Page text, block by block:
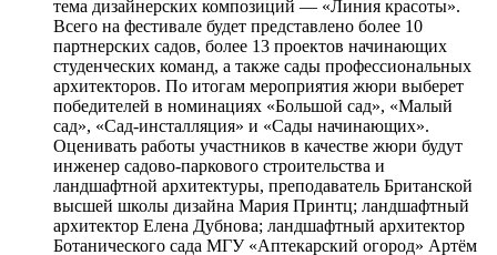
тема дизайнерских композиций — «Линия красоты».
Всего на фестивале будет представлено более 10
партнерских садов, более 13 проектов начинающих
студенческих команд, а также сады профессиональных
архитекторов. По итогам мероприятия жюри выберет
победителей в номинациях «Большой сад», «Малый
сад», «Сад-инсталляция» и «Сады начинающих».
Оценивать работы участников в качестве жюри будут
инженер садово-паркового строительства и
ландшафтной архитектуры, преподаватель Британской
высшей школы дизайна Мария Принтц; ландшафтный
архитектор Елена Дубнова; ландшафтный архитектор
Ботанического сада МГУ «Аптекарский огород» Артём